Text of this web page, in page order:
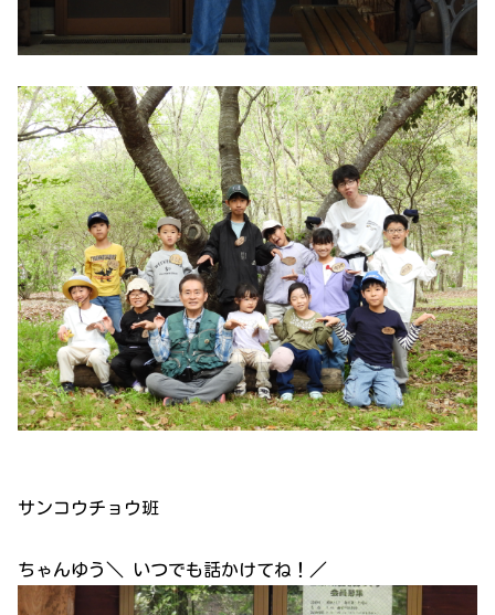
サンコウチョウ班
ちゃんゆう＼ いつでも話かけてね！／